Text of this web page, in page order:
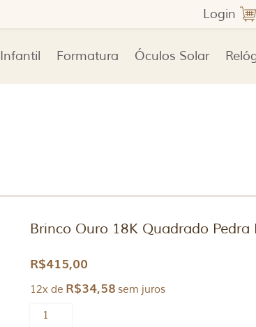
Login
Infantil Formatura Óculos Solar
Brinco Ouro 18K Quadrado Pedra
R$415,00
12x de R$34,58 sem juros
Brinco
Ouro